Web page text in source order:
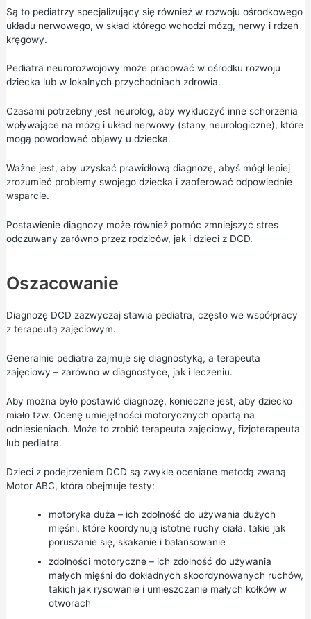
Są to pediatrzy specjalizujący się również w rozwoju ośrodkowego
układu nerwowego, w skład którego wchodzi mózg, nerwy i rdzeń
kręgowy.
Pediatra neurorozwojowy może pracować w ośrodku rozwoju
dziecka lub w lokalnych przychodniach zdrowia.
Czasami potrzebny jest neurolog, aby wykluczyć inne schorzenia
wpływające na mózg i układ nerwowy (stany neurologiczne), które
mogą powodować objawy u dziecka.
Ważne jest, aby uzyskać prawidłową diagnozę, abyś mógł lepiej
zrozumieć problemy swojego dziecka i zaoferować odpowiednie
wsparcie.
Postawienie diagnozy może również pomóc zmniejszyć stres
odczuwany zarówno przez rodziców, jak i dzieci z DCD.
Oszacowanie
Diagnozę DCD zazwyczaj stawia pediatra, często we współpracy
z terapeutą zajęciowym.
Generalnie pediatra zajmuje się diagnostyką, a terapeuta
zajęciowy – zarówno w diagnostyce, jak i leczeniu.
Aby można było postawić diagnozę, konieczne jest, aby dziecko
miało tzw. Ocenę umiejętności motorycznych opartą na
odniesieniach. Może to zrobić terapeuta zajęciowy, fizjoterapeuta
lub pediatra.
Dzieci z podejrzeniem DCD są zwykle oceniane metodą zwaną
Motor ABC, która obejmuje testy:
motoryka duża – ich zdolność do używania dużych
mięśni, które koordynują istotne ruchy ciała, takie jak
poruszanie się, skakanie i balansowanie
zdolności motoryczne – ich zdolność do używania
małych mięśni do dokładnych skoordynowanych ruchów,
takich jak rysowanie i umieszczanie małych kołków w
otworach